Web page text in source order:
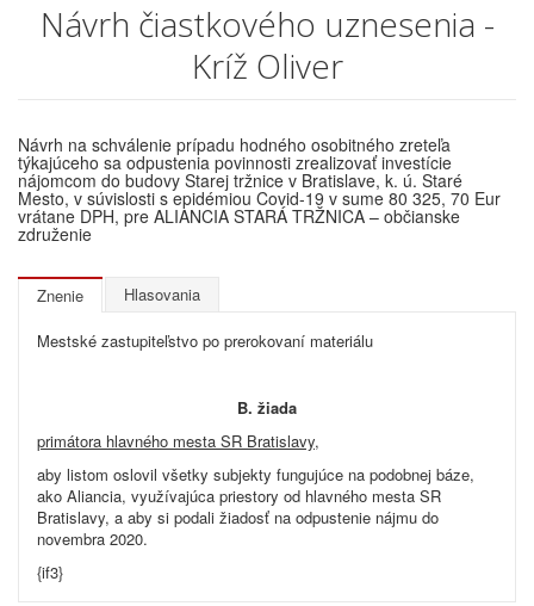
Návrh čiastkového uznesenia -
Kríž Oliver
Návrh na schválenie prípadu hodného osobitného zreteľa
týkajúceho sa odpustenia povinnosti zrealizovať investície
nájomcom do budovy Starej tržnice v Bratislave, k. ú. Staré
Mesto, v súvislosti s epidémiou Covid-19 v sume 80 325, 70 Eur
vrátane DPH, pre ALIANCIA STARÁ TRŽNICA – občianske
združenie
Znenie Hlasovania
Mestské zastupiteľstvo po prerokovaní materiálu
B. žiada
primátora hlavného mesta SR Bratislavy,
aby listom oslovil všetky subjekty fungujúce na podobnej báze,
ako Aliancia, využívajúca priestory od hlavného mesta SR
Bratislavy, a aby si podali žiadosť na odpustenie nájmu do
novembra 2020.
{if3}